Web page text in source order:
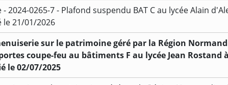
2024-0265-7 - Plafond suspendu BAT C au lycée Alain
21/01/2026
sur le patrimoine géré par la Région
coupe-feu au bâtiments F au lycée Jean Rostand
le 02/07/2025